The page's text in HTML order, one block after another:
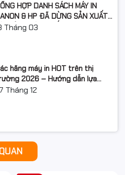
HỢP DANH SÁCH MÁY IN
& HP ĐÃ DỪNG SẢN XUẤT:
TRÌNH NÂNG CẤP 2026
Tháng 03
hãng máy in HOT trên thị
2026 – Hướng dẫn lựa
và so sánh chi tiết
Tháng 12